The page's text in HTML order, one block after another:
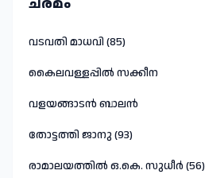
വടവതി മാധവി (85)
കൈലവള്ളപ്പിൽ സക്കീന
വളയങ്ങാടൻ ബാലൻ
തോട്ടത്തി ജാനു (93)
രാമാലയത്തിൽ ഒ.കെ. സുധീർ (56)